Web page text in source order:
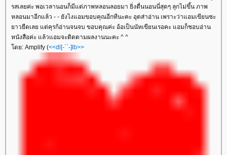
รสเลยค่ะ พอเวลานอนก็มีแต่ภาพหลอนลอยมา ยิ่งตื่นนอนนี่สุดๆ ลุกไม่ขึ้น ภาพ
หลอนมาอีกแล้ว - - ยังไงแอมขอบคุณอีกทีนะคะ อุตส่าอ่าน เพราะว่าแอมเขียนซะ
าวยืดเลย แต่คุรก้อ่านจนจบ ขอบคุณค่ะ อ้อเป็นนัหเขียนเรอคะ แอมก็ชอบอ่าน
หนังสือค่ะ แล้วแอมจะติดตามผลงานนะคะ ^ ^
ดย: Amplify (<<dl[-``-]lb>>